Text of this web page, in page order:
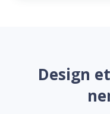
Design